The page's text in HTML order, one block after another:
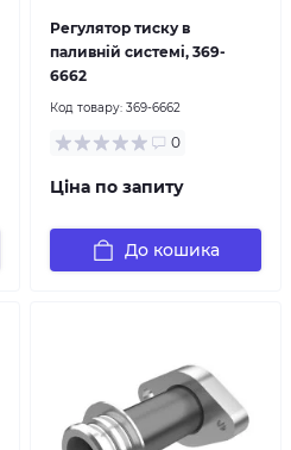
Регулятор тиску в
паливній системі, 369-
6662
Код товару: 369-6662
0
Ціна по запиту
До кошика